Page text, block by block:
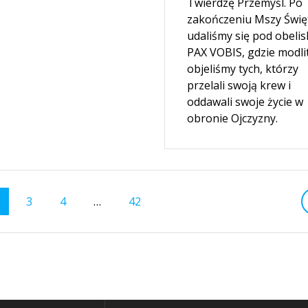
Twierdzę Przemyśl. Po
zakończeniu Mszy
udaliśmy się pod
PAX VOBIS, gdzie
objeliśmy tych, którzy
przelali swoją krew i
oddawali swoje życie w
obronie Ojczyzny.
Strona
3 Strona
4 … Strona
42